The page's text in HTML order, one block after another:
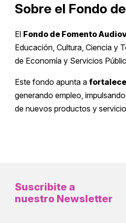
Sobre el Fondo
El Fondo de Fomento
Educación, Cultura, Ciencia y
de Economía y Servicios
Este fondo apunta a
generando empleo,
de nuevos productos y
Suscribite a
nuestro Newsletter